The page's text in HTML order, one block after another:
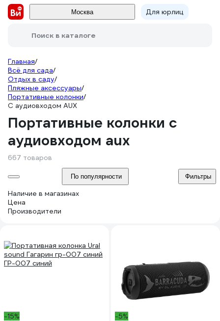
Москва Для юрлиц
Поиск в каталоге
Главная/
Всё для сада/
Отдых в саду/
Пляжные аксессуары/
Портативные колонки/
С аудиовходом AUX
Портативные колонки с
аудиовходом aux
667 товаров
По популярности Фильтры
Наличие в магазинах
Цена
Производители
-15%
-5%